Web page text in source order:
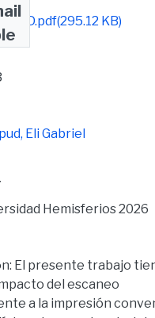
(295.12 KB)
Eli Gabriel
Hemisferios 2026
El presente trabajo
del escaneo
a la impresión